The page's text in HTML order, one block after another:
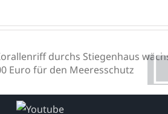
ein Korallenriff
Stiegenhaus wächst:
Euro für den
Meeresschutz